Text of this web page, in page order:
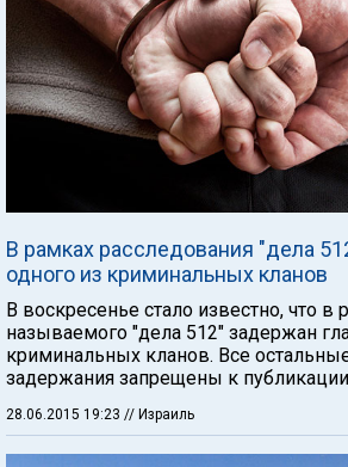
В рамках расследования "дела
одного из криминальных кланов
В воскресенье стало известно, что в
называемого "дела 512" задержан
криминальных кланов. Все
задержания запрещены к
28.06.2015 19:23 // Израиль